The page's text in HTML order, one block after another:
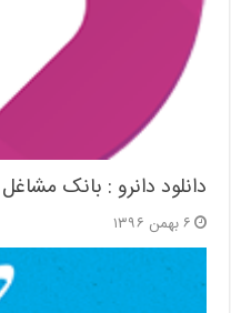
دانلود دانرو : بانک مشاغل
۶ بهمن ۱۳۹۶